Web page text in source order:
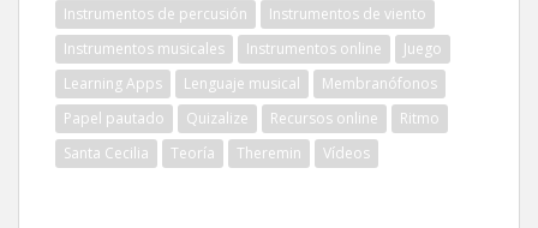
Instrumentos de percusión
Instrumentos de viento
Instrumentos musicales
Instrumentos online
Juego
Learning Apps
Lenguaje musical
Membranófonos
Papel pautado
Quizalize Recursos online
Ritmo
Santa Cecilia
Teoría Theremin Vídeos